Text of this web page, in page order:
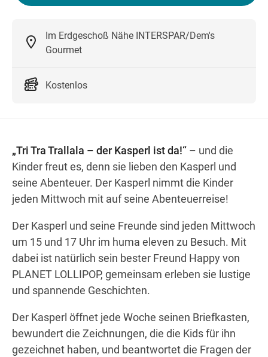
Im Erdgeschoß Nähe INTERSPAR/Dem's
Gourmet
Kostenlos
„Tri Tra Trallala – der Kasperl ist da!“ – und die
Kinder freut es, denn sie lieben den Kasperl und
seine Abenteuer. Der Kasperl nimmt die Kinder
jeden Mittwoch mit auf seine Abenteuerreise!
Der Kasperl und seine Freunde sind jeden Mittwoch
um 15 und 17 Uhr im huma eleven zu Besuch. Mit
dabei ist natürlich sein bester Freund Happy von
PLANET LOLLIPOP, gemeinsam erleben sie lustige
und spannende Geschichten.
Der Kasperl öffnet jede Woche seinen Briefkasten,
bewundert die Zeichnungen, die die Kids für ihn
gezeichnet haben, und beantwortet die Fragen der